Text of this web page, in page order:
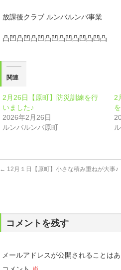
放課後クラブ ルンバルンバ事業
凸凹凸凹凸凹凸凹凸凹凸凹凸凹凸
関連
2月26日【原町】防災訓練を行
いました♪
2026年2月26日
ルンバルンバ原町
2
← 12月１日【原町】小さな積み重ねが大事♪
コメントを残す
メールアドレスが公開されることはあ